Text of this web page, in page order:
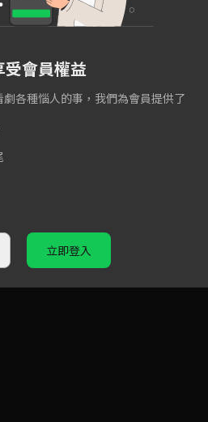
受會員權益
各種惱人的事，我們為會員提供了
立即登入